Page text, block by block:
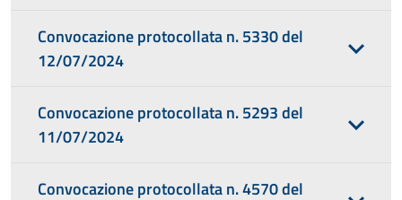
Convocazione protocollata n. 5330 del
12/07/2024
Convocazione protocollata n. 5293 del
11/07/2024
Convocazione protocollata n. 4570 del